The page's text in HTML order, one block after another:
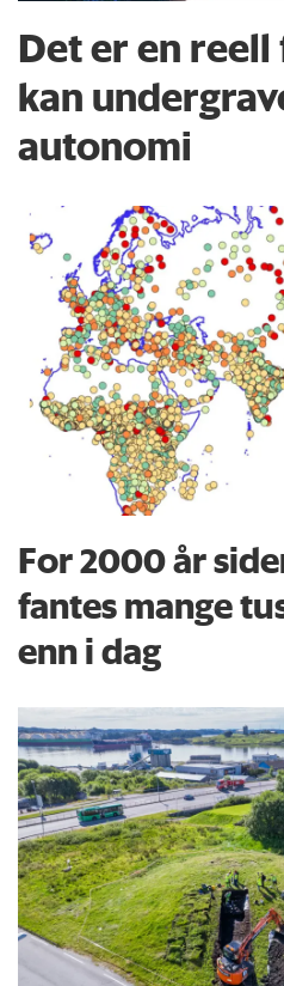
Det er en
kan
autonomi
For 2000 år
fantes mange
enn i dag